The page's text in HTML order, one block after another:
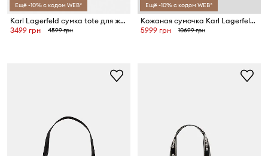
Ещё -10% с кодом WEB*
Karl Lagerfeld сумка tote для женщин из хлопка K/RSG
3499 грн
4599 грн
Ещё -10% с кодом WEB*
Кожаная сумочка Karl Lagerfeld K/AUTOGRAPH
5999 грн
10699 грн